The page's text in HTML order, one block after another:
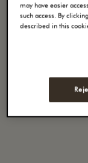
may have easier
such access. By
described in this